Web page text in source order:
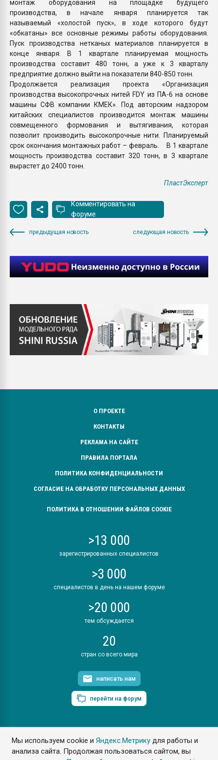
Мы используем cookie иЯндекс.Метрику для работы и
анализа сайта. Продолжая пользоваться сайтом, вы
монтаж оборудования на площадке будущего
производства, в начале января планируется так
называемый «холостой пуск», в ходе которого будут
«обкатаны» все основные режимы работы оборудования.
Пуск производства нетканых материалов планируется в
конце января. В 1 квартале планируемая мощность
производства составит 480 тонн, а уже к 3 кварталу
предприятие должно выйти на показатели 840-850 тонн.
Продолжается реализация проекта «Организация
производства высокопрочных нитей FDY из ПА-6 на основе
машины СФВ компании КМЕК». Под авторским надзором
китайских специалистов производится монтаж машины
совмещенного формования и вытягивания, которая
позволит производить высокопрочные нити. Планируемый
срок окончания монтажных работ – февраль. В 1 квартале
мощность производства составит 320 тонн, в 3 квартале
вырастет до 2400 тонн.
ПластЭксперт
Комментировать на
форуме
предыдущая новость следующая новость
О ПРОЕКТЕ
КОНТАКТЫ
РЕКЛАМА НА САЙТЕ
ПРАВИЛА ПОРТАЛА
ПОЛИТИКА КОНФИДЕНЦИАЛЬНОСТИ
СОГЛАСИЕ НА ОБРАБОТКУ ПЕРСОНАЛЬНЫХ ДАННЫХ
ПОЛИТИКА В ОТНОШЕНИИ ФАЙЛОВ COOKIE
>13 000
зарегистрированных специалистов
>3 000
специалистов в день на нашем форуме
>20 000
тем обсуждается
20
стран со всего мира
написать нам
перейти на форум
ПластЭксперт © 2006. Все права защищены
Разрешается копирование материалов сайта с обязательной